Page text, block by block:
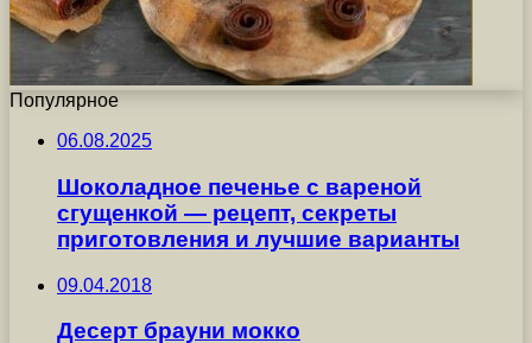
Популярное
06.08.2025
Шоколадное печенье с вареной
сгущенкой — рецепт, секреты
приготовления и лучшие варианты
09.04.2018
Десерт брауни мокко